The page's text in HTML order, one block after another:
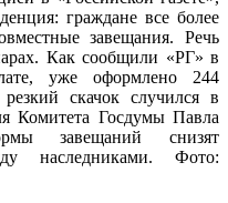
граждане все более
завещания. Речь
Как сообщили «РГ» в
уже оформлено 244
скачок случился в
Комитета Госдумы Павла
завещаний снизят
наследниками. Фото: